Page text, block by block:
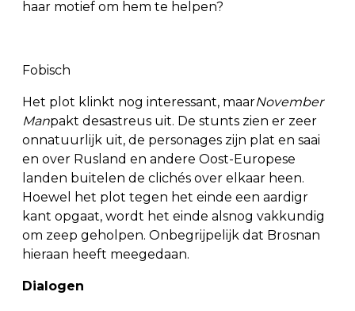
haar motief om hem te helpen?
Fobisch
Het plot klinkt nog interessant, maarNovember
Manpakt desastreus uit. De stunts zien er zeer
onnatuurlijk uit, de personages zijn plat en saai
en over Rusland en andere Oost-Europese
landen buitelen de clichés over elkaar heen.
Hoewel het plot tegen het einde een aardigr
kant opgaat, wordt het einde alsnog vakkundig
om zeep geholpen. Onbegrijpelijk dat Brosnan
hieraan heeft meegedaan.
Dialogen